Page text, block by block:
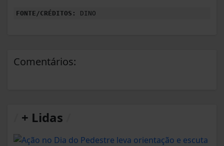
FONTE/CRÉDITOS: DINO
Comentários:
+ Lidas